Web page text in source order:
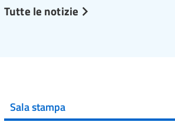
Tutte le notizie
Sala stampa